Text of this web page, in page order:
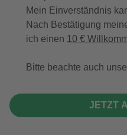
Mein Einverständnis
Nach Bestätigung
ich einen 10 €
Bitte beachte auch
JETZT